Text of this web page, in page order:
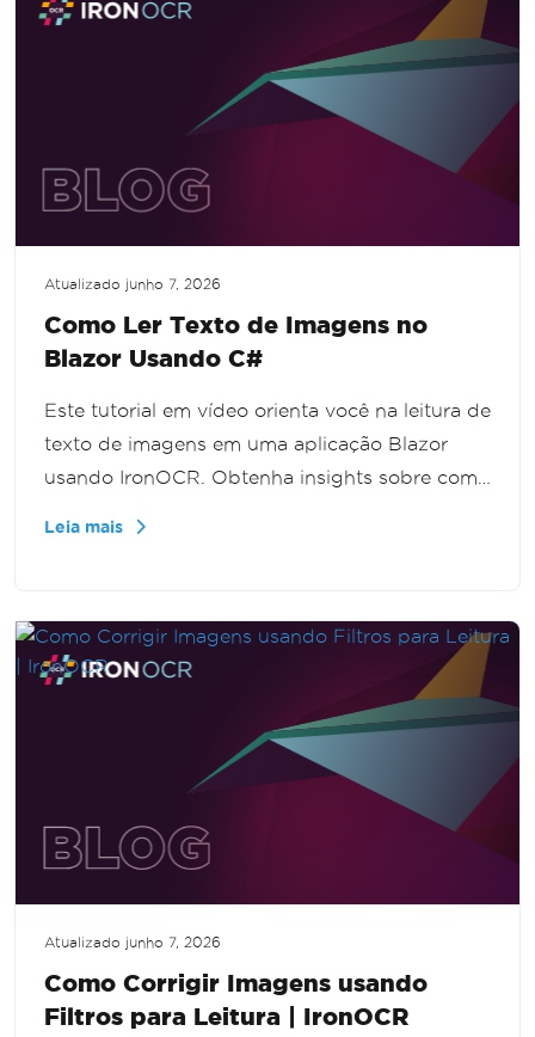
Atualizado junho 7, 2026
Como Ler Texto de Imagens no
Blazor Usando C#
Este tutorial em vídeo orienta você na leitura de
texto de imagens em uma aplicação Blazor
usando IronOCR. Obtenha insights sobre como
Leia mais
Atualizado junho 7, 2026
Como Corrigir Imagens usando
Filtros para Leitura | IronOCR